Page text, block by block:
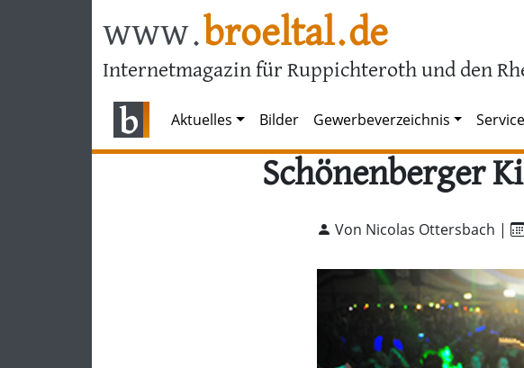
www.broeltal.de
Internetmagazin für Ruppichteroth und den
Aktuelles Bilder Gewerbeverzeichnis Service
Schönenberger
Von Nicolas Ottersbach |